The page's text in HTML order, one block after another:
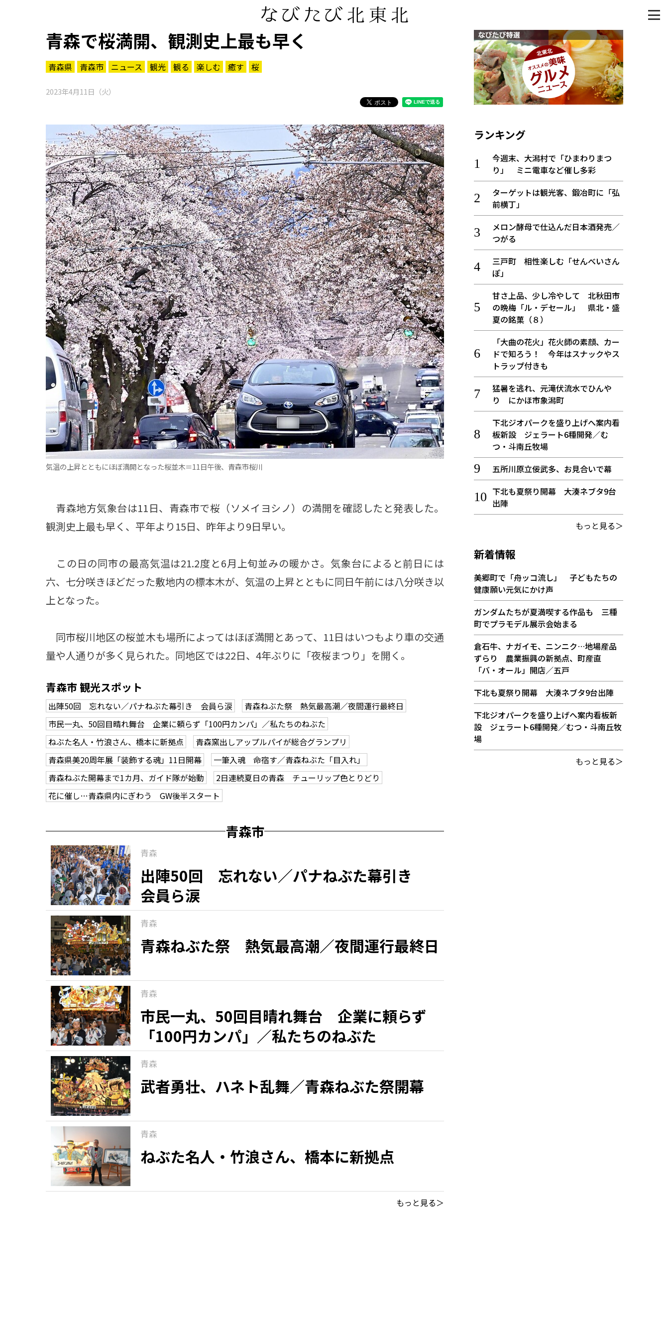
青森で桜満開、観測史上最も早く
青森県 青森市 ニュース 観光 観る 楽しむ 癒す 桜
2023年4月11日（火）
気温の上昇とともにほぼ満開となった桜並木＝11日午後、青森市桜川
青森地方気象台は11日、青森市で桜（ソメイヨシノ）の満開を確認したと発表した。
観測史上最も早く、平年より15日、昨年より9日早い。
この日の同市の最高気温は21.2度と6月上旬並みの暖かさ。気象台によると前日には
六、七分咲きほどだった敷地内の標本木が、気温の上昇とともに同日午前には八分咲き以
上となった。
同市桜川地区の桜並木も場所によってはほぼ満開とあって、11日はいつもより車の交通
量や人通りが多く見られた。同地区では22日、4年ぶりに「夜桜まつり」を開く。
青森市 観光スポット
出陣50回 忘れない／パナねぶた幕引き 会員ら涙
青森ねぶた祭 熱気最高潮／夜間運行最終日
市民一丸、50回目晴れ舞台 企業に頼らず「100円カンパ」／私たちのねぶた
ねぶた名人・竹浪さん、橋本に新拠点
青森窯出しアップルパイが総合グランプリ
青森県美20周年展「装飾する魂」11日開幕
一筆入魂 命宿す／青森ねぶた「目入れ」
青森ねぶた開幕まで1カ月、ガイド隊が始動
2日連続夏日の青森 チューリップ色とりどり
花に催し…青森県内にぎわう GW後半スタート
青森市
青森
出陣50回 忘れない／パナねぶた幕引き
会員ら涙
青森
青森ねぶた祭 熱気最高潮／夜間運行最終日
青森
市民一丸、50回目晴れ舞台 企業に頼らず
「100円カンパ」／私たちのねぶた
青森
武者勇壮、ハネト乱舞／青森ねぶた祭開幕
青森
ねぶた名人・竹浪さん、橋本に新拠点
もっと見る＞
ランキング
今週末、大潟村で「ひまわりまつ
り」 ミニ電車など催し多彩
ターゲットは観光客、鍛冶町に「弘
前横丁」
メロン酵母で仕込んだ日本酒発売／
つがる
三戸町 相性楽しむ「せんべいさん
ぽ」
甘さ上品、少し冷やして 北秋田市
の晩梅「ル・デセール」 県北・盛
夏の銘菓（８）
「大曲の花火」花火師の素顔、カー
ドで知ろう！ 今年はスナックやス
トラップ付きも
猛暑を逃れ、元滝伏流水でひんや
り にかほ市象潟町
下北ジオパークを盛り上げへ案内看
板新設 ジェラート6種開発／む
つ・斗南丘牧場
五所川原立佞武多、お見合いで幕
下北も夏祭り開幕 大湊ネブタ9台
出陣
もっと見る＞
新着情報
美郷町で「舟ッコ流し」 子どもたちの
健康願い元気にかけ声
ガンダムたちが夏満喫する作品も 三種
町でプラモデル展示会始まる
倉石牛、ナガイモ、ニンニク…地場産品
ずらり 農業振興の新拠点、町産直
「バ・オール」開店／五戸
下北も夏祭り開幕 大湊ネブタ9台出陣
下北ジオパークを盛り上げへ案内看板新
設 ジェラート6種開発／むつ・斗南丘牧
場
もっと見る＞
パワースポット
まつり・イベント
おみやげ・特産
道の駅・産直
アウトドア・レジャー
ご当地グルメ